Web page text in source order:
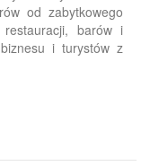
od zabytkowego
barów i
i turystów z